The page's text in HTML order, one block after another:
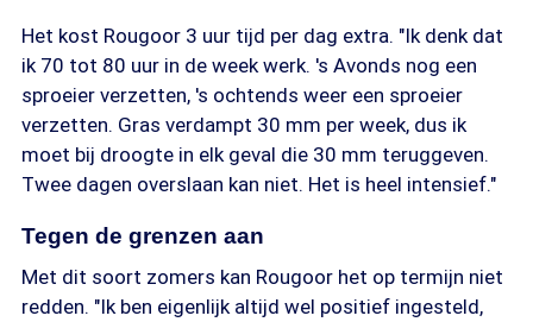
Het kost Rougoor 3 uur tijd per dag extra. "Ik denk dat
ik 70 tot 80 uur in de week werk. 's Avonds nog een
sproeier verzetten, 's ochtends weer een sproeier
verzetten. Gras verdampt 30 mm per week, dus ik
moet bij droogte in elk geval die 30 mm teruggeven.
Twee dagen overslaan kan niet. Het is heel intensief."
Tegen de grenzen aan
Met dit soort zomers kan Rougoor het op termijn niet
redden. "Ik ben eigenlijk altijd wel positief ingesteld,